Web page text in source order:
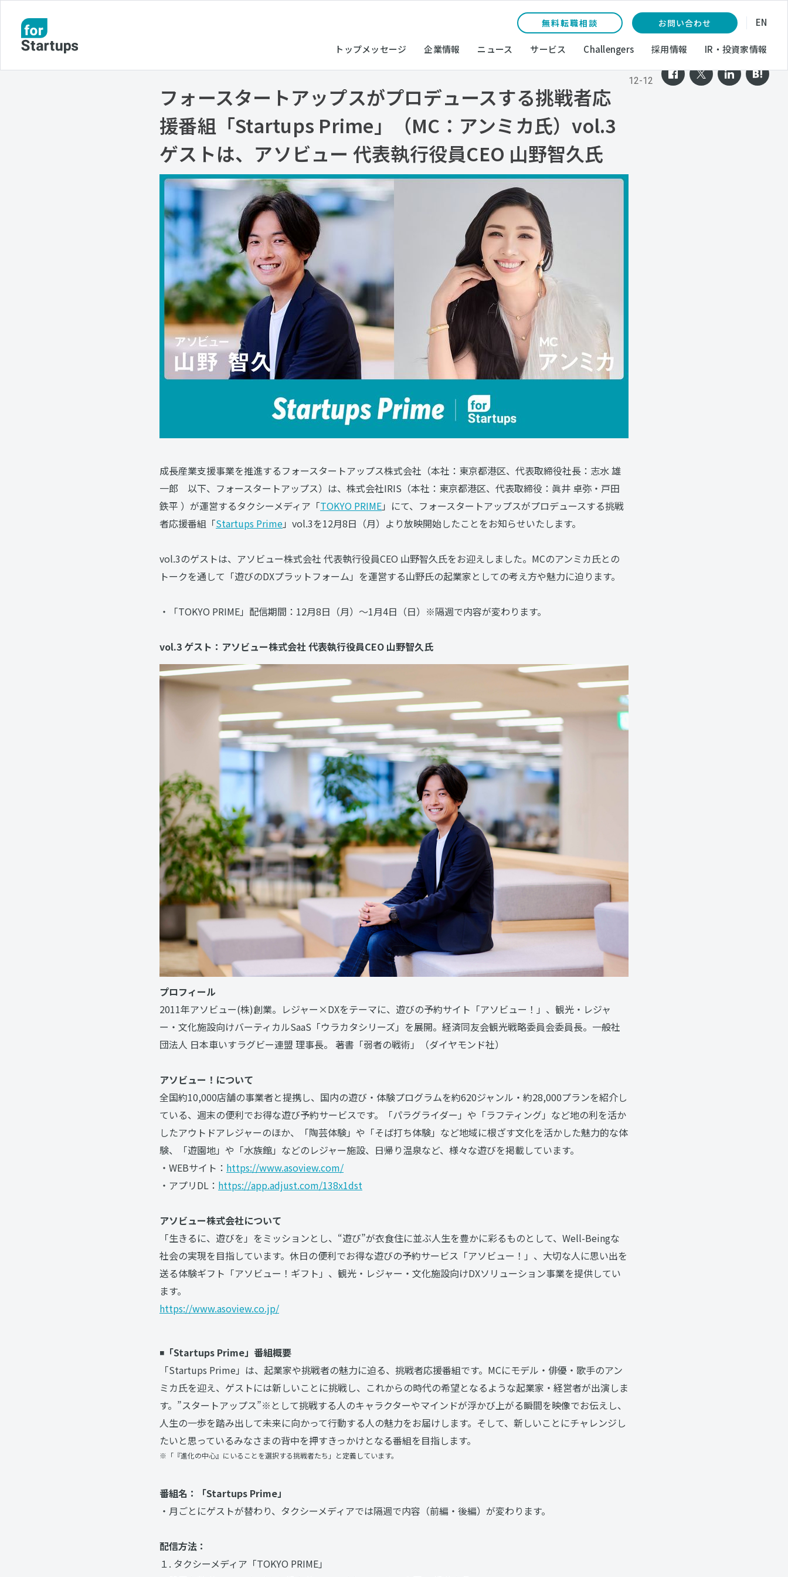
無料転職相談 お問い合わせ EN
トップメッセージ 企業情報 ニュース サービス Challengers 採用情報 IR・投資家情報
フォースタートアップスがプロデュースする挑戦者応
援番組「Startups Prime」（MC：アンミカ氏）vol.3
ゲストは、アソビュー 代表執行役員CEO 山野智久氏
12-12
成長産業支援事業を推進するフォースタートアップス株式会社（本社：東京都港区、代表取締役社長：志水 雄
一郎 以下、フォースタートアップス）は、株式会社IRIS（本社：東京都港区、代表取締役：眞井 卓弥・戸田
鉄平 ）が運営するタクシーメディア「TOKYO PRIME」にて、フォースタートアップスがプロデュースする挑戦
者応援番組「Startups Prime」vol.3を12月8日（月）より放映開始したことをお知らせいたします。
vol.3のゲストは、アソビュー株式会社 代表執行役員CEO 山野智久氏をお迎えしました。MCのアンミカ氏との
トークを通して「遊びのDXプラットフォーム」を運営する山野氏の起業家としての考え方や魅力に迫ります。
・「TOKYO PRIME」配信期間：12月8日（月）〜1月4日（日）※隔週で内容が変わります。
vol.3 ゲスト：アソビュー株式会社 代表執行役員CEO 山野智久氏
プロフィール
2011年アソビュー(株)創業。レジャー×DXをテーマに、遊びの予約サイト「アソビュー！」、観光・レジャ
ー・文化施設向けバーティカルSaaS「ウラカタシリーズ」を展開。経済同友会観光戦略委員会委員長。一般社
団法人 日本車いすラグビー連盟 理事長。 著書「弱者の戦術」（ダイヤモンド社）
アソビュー！について
全国約10,000店舗の事業者と提携し、国内の遊び・体験プログラムを約620ジャンル・約28,000プランを紹介し
ている、週末の便利でお得な遊び予約サービスです。「パラグライダー」や「ラフティング」など地の利を活か
したアウトドアレジャーのほか、「陶芸体験」や「そば打ち体験」など地域に根ざす文化を活かした魅力的な体
験、「遊園地」や「水族館」などのレジャー施設、日帰り温泉など、様々な遊びを掲載しています。
・WEBサイト： https://www.asoview.com/
・アプリDL： https://app.adjust.com/138x1dst
アソビュー株式会社について
「生きるに、遊びを」をミッションとし、“遊び”が衣食住に並ぶ人生を豊かに彩るものとして、Well-Beingな
社会の実現を目指しています。休日の便利でお得な遊びの予約サービス「アソビュー！」、大切な人に思い出を
送る体験ギフト「アソビュー！ギフト」、観光・レジャー・文化施設向けDXソリューション事業を提供してい
ます。
https://www.asoview.co.jp/
◾️ 「Startups Prime」番組概要
「Startups Prime」は、起業家や挑戦者の魅力に迫る、挑戦者応援番組です。MCにモデル・俳優・歌手のアン
ミカ氏を迎え、ゲストには新しいことに挑戦し、これからの時代の希望となるような起業家・経営者が出演しま
す。”スタートアップス”※として挑戦する人のキャラクターやマインドが浮かび上がる瞬間を映像でお伝えし、
人生の一歩を踏み出して未来に向かって行動する人の魅力をお届けします。そして、新しいことにチャレンジし
たいと思っているみなさまの背中を押すきっかけとなる番組を目指します。
※「『進化の中心』にいることを選択する挑戦者たち」と定義しています。
番組名：「Startups Prime」
・月ごとにゲストが替わり、タクシーメディアでは隔週で内容（前編・後編）が変わります。
配信方法：
１. タクシーメディア「TOKYO PRIME」